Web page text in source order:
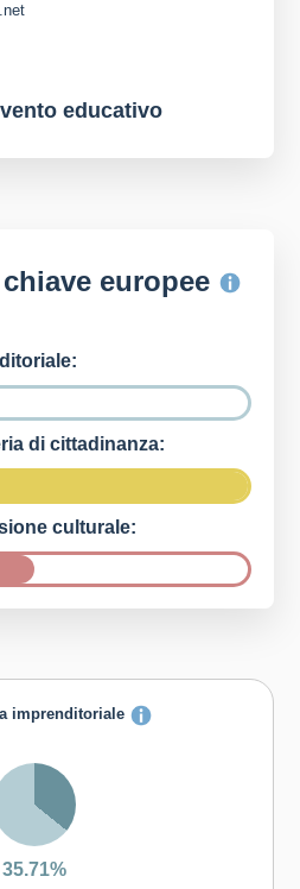
educativo
europee
di cittadinanza:
culturale:
imprenditoriale
35.71%